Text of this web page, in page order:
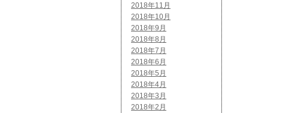
2018年11月
2018年10月
2018年9月
2018年8月
2018年7月
2018年6月
2018年5月
2018年4月
2018年3月
2018年2月